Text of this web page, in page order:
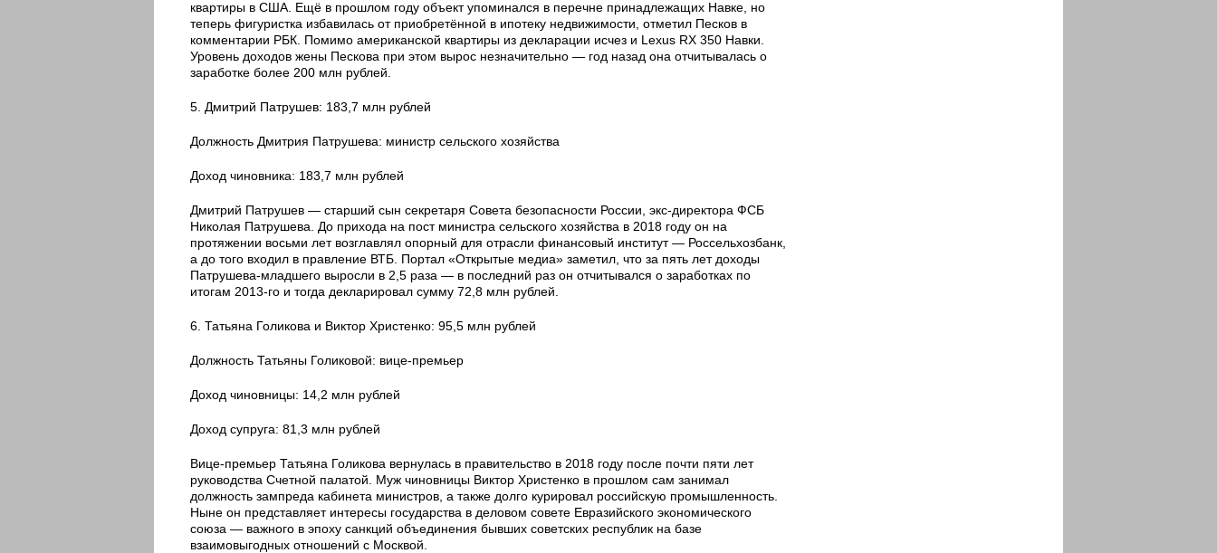
квартиры в США. Ещё в прошлом году объект упоминался в перечне принадлежащих Навке, но
теперь фигуристка избавилась от приобретённой в ипотеку недвижимости, отметил Песков в
комментарии РБК. Помимо американской квартиры из декларации исчез и Lexus RX 350 Навки.
Уровень доходов жены Пескова при этом вырос незначительно — год назад она отчитывалась о
заработке более 200 млн рублей.
5. Дмитрий Патрушев: 183,7 млн рублей
Должность Дмитрия Патрушева: министр сельского хозяйства
Доход чиновника: 183,7 млн рублей
Дмитрий Патрушев — старший сын секретаря Совета безопасности России, экс-директора ФСБ
Николая Патрушева. До прихода на пост министра сельского хозяйства в 2018 году он на
протяжении восьми лет возглавлял опорный для отрасли финансовый институт — Россельхозбанк,
а до того входил в правление ВТБ. Портал «Открытые медиа» заметил, что за пять лет доходы
Патрушева-младшего выросли в 2,5 раза — в последний раз он отчитывался о заработках по
итогам 2013-го и тогда декларировал сумму 72,8 млн рублей.
6. Татьяна Голикова и Виктор Христенко: 95,5 млн рублей
Должность Татьяны Голиковой: вице-премьер
Доход чиновницы: 14,2 млн рублей
Доход супруга: 81,3 млн рублей
Вице-премьер Татьяна Голикова вернулась в правительство в 2018 году после почти пяти лет
руководства Счетной палатой. Муж чиновницы Виктор Христенко в прошлом сам занимал
должность зампреда кабинета министров, а также долго курировал российскую промышленность.
Ныне он представляет интересы государства в деловом совете Евразийского экономического
союза — важного в эпоху санкций объединения бывших советских республик на базе
взаимовыгодных отношений с Москвой.